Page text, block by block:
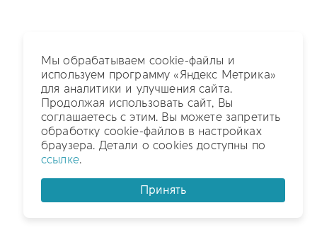
Мы обрабатываем cookie-файлы и
используем программу «Яндекс Метрика»
для аналитики и улучшения сайта.
Продолжая использовать сайт, Вы
соглашаетесь с этим. Вы можете запретить
обработку cookie-файлов в настройках
браузера. Детали о cookies доступны по
ссылке.
Принять